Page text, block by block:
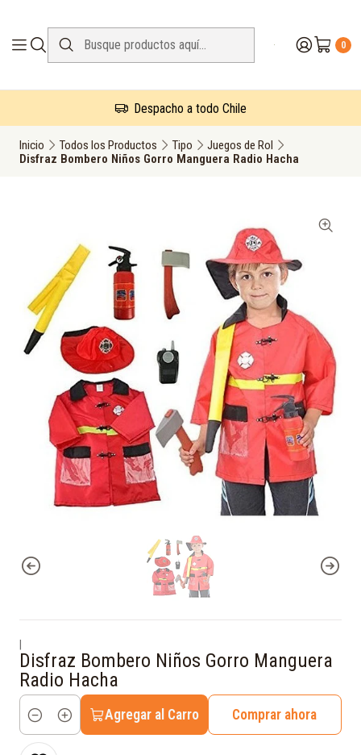
0
Despacho a todo Chile
Inicio Todos los Productos Tipo
Juegos de Rol
Disfraz Bombero Niños Gorro Manguera Radio Hacha
Disfraz Bombero Niños Gorro Manguera
Radio Hacha
Cantidad
Agregar al Carro Comprar ahora